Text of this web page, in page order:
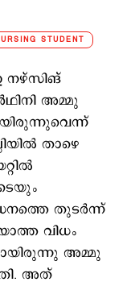
STUDENT
നഴ്സിങ്
അമ്മു
താഴെ
തുടർന്ന്
വിധം
അമ്മു
അത്